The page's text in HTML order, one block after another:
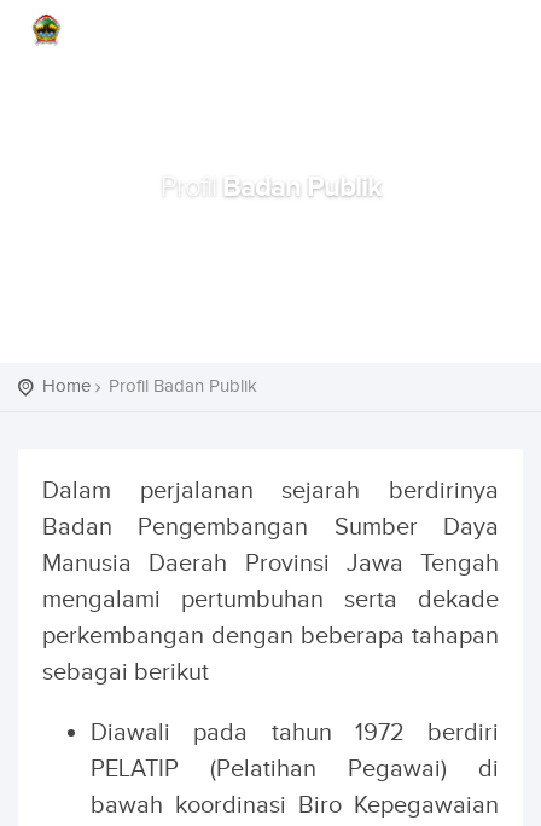
Profil Badan Publik
Home Profil Badan Publik
Dalam perjalanan sejarah berdirinya
Badan Pengembangan Sumber Daya
Manusia Daerah Provinsi Jawa Tengah
mengalami pertumbuhan serta dekade
perkembangan dengan beberapa tahapan
sebagai berikut
Diawali pada tahun 1972 berdiri
PELATIP (Pelatihan Pegawai) di
bawah koordinasi Biro Kepegawaian